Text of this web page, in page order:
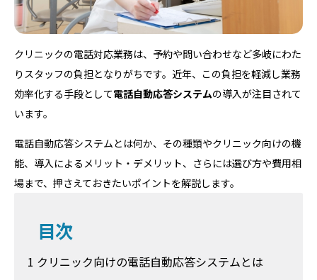
クリニックの電話対応業務は、予約や問い合わせなど多岐にわた
りスタッフの負担となりがちです。近年、この負担を軽減し業務
効率化する手段として電話自動応答システムの導入が注目されて
います。
電話自動応答システムとは何か、その種類やクリニック向けの機
能、導入によるメリット・デメリット、さらには選び方や費用相
場まで、押さえておきたいポイントを解説します。
目次
1 クリニック向けの電話自動応答システムとは